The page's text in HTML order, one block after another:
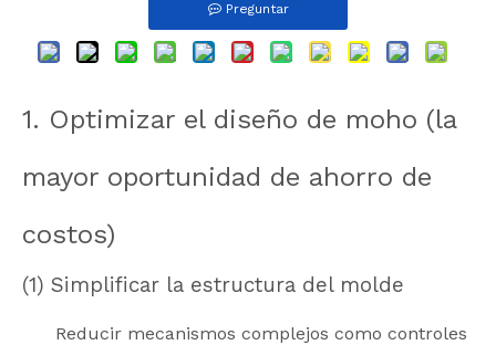
Preguntar
1. Optimizar el diseño de moho (la
mayor oportunidad de ahorro de
costos)
(1) Simplificar la estructura del molde
Reducir mecanismos complejos como controles